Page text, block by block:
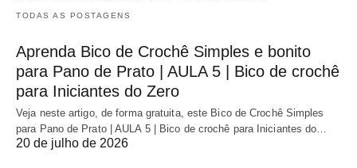
TODAS AS POSTAGENS
Aprenda Bico de Crochê Simples e bonito
para Pano de Prato | AULA 5 | Bico de crochê
para Iniciantes do Zero
Veja neste artigo, de forma gratuita, este Bico de Crochê Simples
para Pano de Prato | AULA 5 | Bico de crochê para Iniciantes do…
20 de julho de 2026